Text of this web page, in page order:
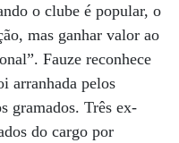
o clube é popular, o
mas ganhar valor ao
Fauze reconhece
arranhada pelos
gramados. Três ex-
do cargo por